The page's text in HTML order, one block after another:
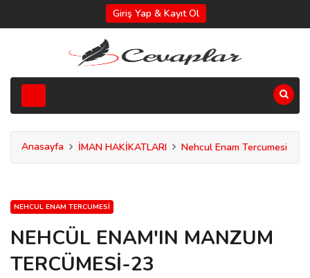
Giriş Yap & Kayıt Ol
Anasayfa İMAN HAKİKATLARI Nehcul Enam Tercumesi
NEHCUL ENAM TERCUMESI
NEHCÜL ENAM'IN MANZUM
TERCÜMESİ-23